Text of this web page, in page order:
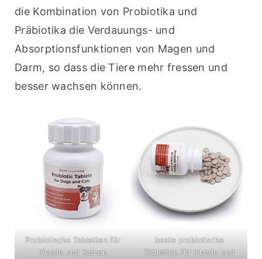
die Kombination von Probiotika und
Präbiotika die Verdauungs- und
Absorptionsfunktionen von Magen und
Darm, so dass die Tiere mehr fressen und
besser wachsen können.
Probiotische Tabletten für
Hunde und Katzen
beste probiotische
Tabletten für Hunde und